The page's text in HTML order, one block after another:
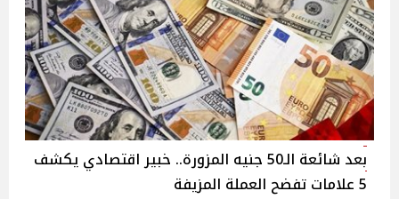
بعد شائعة الـ50 جنيه المزورة.. خبير اقتصادي يكشف
5 علامات تفضح العملة المزيفة